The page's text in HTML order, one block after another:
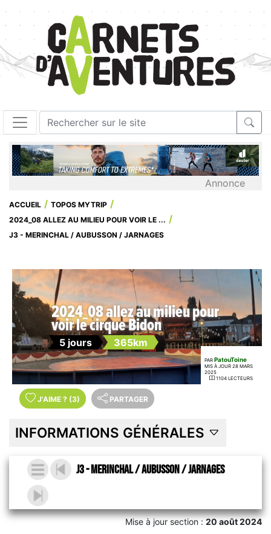
Annonce
ACCUEIL
TOPOS MYTRIP
2024_08 ALLEZ AU MILIEU POUR VOIR LE ...
J3 - MERINCHAL / AUBUSSON / JARNAGES
2024_08 allez au milieu pour
voir le cirque Bidon
5 jours 365km
PAR PatouToine
MIS À JOUR 28 MARS
2025
1104 LECTEURS
J'AIME ? (3) PARTAGER
INFORMATIONS GÉNÉRALES
J3 - Merinchal / Aubusson / Jarnages
Mise à jour section :20 août 2024